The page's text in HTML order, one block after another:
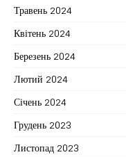
Травень 2024
Квітень 2024
Березень 2024
Лютий 2024
Січень 2024
Грудень 2023
Листопад 2023